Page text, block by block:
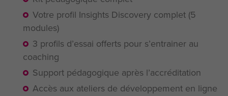
Votre profil Insights Discovery complet (5
modules)
3 profils d’essai offerts pour s’entrainer au
coaching
Support pédagogique après l’accréditation
Accès aux ateliers de développement en ligne